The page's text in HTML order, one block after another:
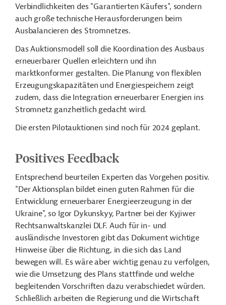
Verbindlichkeiten des "Garantierten Käufers", sondern
auch große technische Herausforderungen beim
Ausbalancieren des Stromnetzes.
Das Auktionsmodell soll die Koordination des Ausbaus
erneuerbarer Quellen erleichtern und ihn
marktkonformer gestalten. Die Planung von flexiblen
Erzeugungskapazitäten und Energiespeichern zeigt
zudem, dass die Integration erneuerbarer Energien ins
Stromnetz ganzheitlich gedacht wird.
Die ersten Pilotauktionen sind noch für 2024 geplant.
Positives Feedback
Entsprechend beurteilen Experten das Vorgehen positiv.
"Der Aktionsplan bildet einen guten Rahmen für die
Entwicklung erneuerbarer Energieerzeugung in der
Ukraine", so Igor Dykunskyy, Partner bei der Kyjiwer
Rechtsanwaltskanzlei DLF. Auch für in- und
ausländische Investoren gibt das Dokument wichtige
Hinweise über die Richtung, in die sich das Land
bewegen will. Es wäre aber wichtig genau zu verfolgen,
wie die Umsetzung des Plans stattfinde und welche
begleitenden Vorschriften dazu verabschiedet würden.
Schließlich arbeiten die Regierung und die Wirtschaft